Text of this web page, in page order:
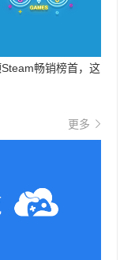
畅销榜首，这
更多